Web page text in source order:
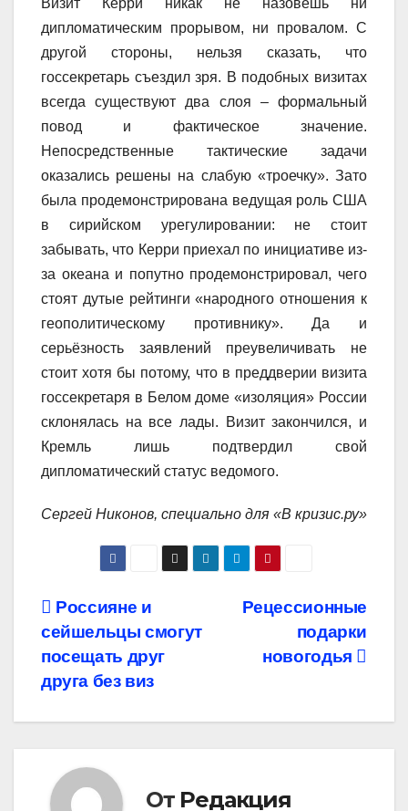
дипломатическим прорывом, ни провалом. С
другой стороны, нельзя сказать, что
госсекретарь съездил зря. В подобных визитах
всегда существуют два слоя – формальный
повод и фактическое значение.
Непосредственные тактические задачи
оказались решены на слабую «троечку». Зато
была продемонстрирована ведущая роль США
в сирийском урегулировании: не стоит
забывать, что Керри приехал по инициативе из-
за океана и попутно продемонстрировал, чего
стоят дутые рейтинги «народного отношения к
геополитическому противнику». Да и
серьёзность заявлений преувеличивать не
стоит хотя бы потому, что в преддверии визита
госсекретаря в Белом доме «изоляция» России
склонялась на все лады. Визит закончился, и
Кремль лишь подтвердил свой
дипломатический статус ведомого.
Сергей Никонов, специально для «В кризис.ру»
Навигация
по
записям
Рецессионные
подарки
новогодья
Россияне и
сейшельцы смогут
посещать друг
друга без виз
От Редакция